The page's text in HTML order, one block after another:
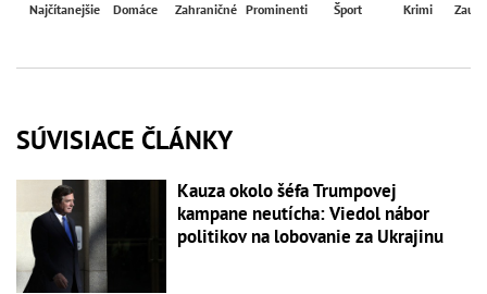
Najčítanejšie Domáce Zahraničné Prominenti Šport Krimi
SÚVISIACE ČLÁNKY
Kauza okolo šéfa Trumpovej
kampane neutícha: Viedol nábor
politikov na lobovanie za Ukrajinu